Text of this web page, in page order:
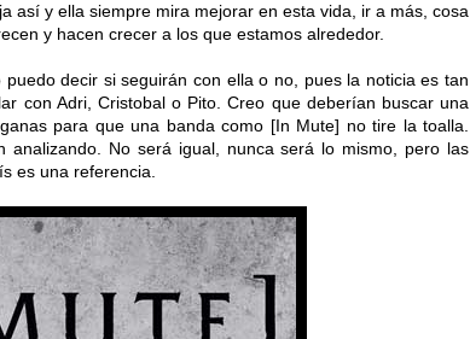
así y ella siempre mira mejorar en esta vida, ir a más, cosa
y hacen crecer a los que estamos alrededor.
decir si seguirán con ella o no, pues la noticia es tan
con Adri, Cristobal o Pito. Creo que deberían buscar una
para que una banda como [In Mute] no tire la toalla.
No será igual, nunca será lo mismo, pero las
es una referencia.